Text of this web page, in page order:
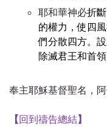
耶和華神必折
的權力，使四
們分散四方。
除滅君王和首領
奉主耶穌基督聖名，阿
【回到禱告總結】